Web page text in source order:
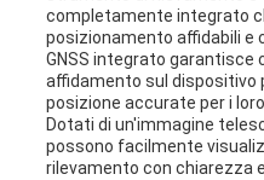
completamente integrato
posizionamento affidabili
GNSS integrato garantisce
affidamento sul dispositivo
posizione accurate per i
Dotati di un'immagine
possono facilmente
rilevamento con chiarezza